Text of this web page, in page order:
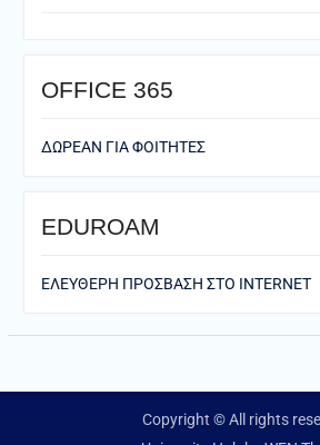
ΟFFICE 365
ΔΩΡΕΑΝ ΓΙΑ ΦΟΙΤΗΤΕΣ
EDUROAM
ΕΛΕΥΘΕΡΗ ΠΡΟΣΒΑΣΗ ΣΤΟ ΙΝΤΕRNET
Copyright © All rights